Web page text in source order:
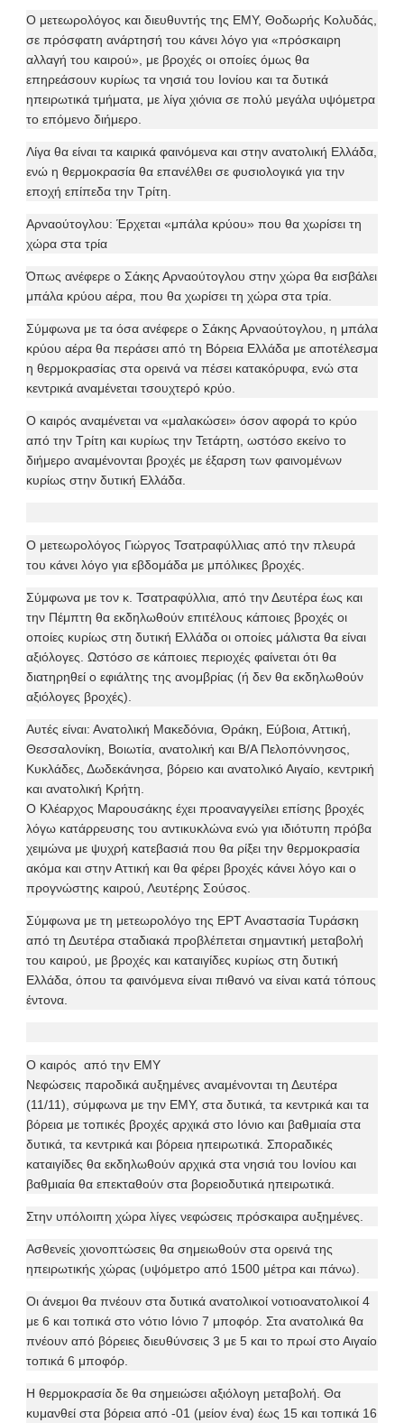
Ο μετεωρολόγος και διευθυντής της ΕΜΥ, Θοδωρής Κολυδάς,
σε πρόσφατη ανάρτησή του κάνει λόγο για «πρόσκαιρη
αλλαγή του καιρού», με βροχές οι οποίες όμως θα
επηρεάσουν κυρίως τα νησιά του Ιονίου και τα δυτικά
ηπειρωτικά τμήματα, με λίγα χιόνια σε πολύ μεγάλα υψόμετρα
το επόμενο διήμερο.
Λίγα θα είναι τα καιρικά φαινόμενα και στην ανατολική Ελλάδα,
ενώ η θερμοκρασία θα επανέλθει σε φυσιολογικά για την
εποχή επίπεδα την Τρίτη.
Αρναούτογλου: Έρχεται «μπάλα κρύου» που θα χωρίσει τη
χώρα στα τρία
Όπως ανέφερε ο Σάκης Αρναούτογλου στην χώρα θα εισβάλει
μπάλα κρύου αέρα, που θα χωρίσει τη χώρα στα τρία.
Σύμφωνα με τα όσα ανέφερε ο Σάκης Αρναούτογλου, η μπάλα
κρύου αέρα θα περάσει από τη Βόρεια Ελλάδα με αποτέλεσμα
η θερμοκρασίας στα ορεινά να πέσει κατακόρυφα, ενώ στα
κεντρικά αναμένεται τσουχτερό κρύο.
Ο καιρός αναμένεται να «μαλακώσει» όσον αφορά το κρύο
από την Τρίτη και κυρίως την Τετάρτη, ωστόσο εκείνο το
διήμερο αναμένονται βροχές με έξαρση των φαινομένων
κυρίως στην δυτική Ελλάδα.
Ο μετεωρολόγος Γιώργος Τσατραφύλλιας από την πλευρά
του κάνει λόγο για εβδομάδα με μπόλικες βροχές.
Σύμφωνα με τον κ. Τσατραφύλλια, από την Δευτέρα έως και
την Πέμπτη θα εκδηλωθούν επιτέλους κάποιες βροχές οι
οποίες κυρίως στη δυτική Ελλάδα οι οποίες μάλιστα θα είναι
αξιόλογες. Ωστόσο σε κάποιες περιοχές φαίνεται ότι θα
διατηρηθεί ο εφιάλτης της ανομβρίας (ή δεν θα εκδηλωθούν
αξιόλογες βροχές).
Αυτές είναι: Ανατολική Μακεδόνια, Θράκη, Εύβοια, Αττική,
Θεσσαλονίκη, Βοιωτία, ανατολική και Β/Α Πελοπόννησος,
Κυκλάδες, Δωδεκάνησα, βόρειο και ανατολικό Αιγαίο, κεντρική
και ανατολική Κρήτη.
Ο Κλέαρχος Μαρουσάκης έχει προαναγγείλει επίσης βροχές
λόγω κατάρρευσης του αντικυκλώνα ενώ για ιδιότυπη πρόβα
χειμώνα με ψυχρή κατεβασιά που θα ρίξει την θερμοκρασία
ακόμα και στην Αττική και θα φέρει βροχές κάνει λόγο και ο
προγνώστης καιρού, Λευτέρης Σούσος.
Σύμφωνα με τη μετεωρολόγο της ΕΡΤ Αναστασία Τυράσκη
από τη Δευτέρα σταδιακά προβλέπεται σημαντική μεταβολή
του καιρού, με βροχές και καταιγίδες κυρίως στη δυτική
Ελλάδα, όπου τα φαινόμενα είναι πιθανό να είναι κατά τόπους
έντονα.
Ο καιρός από την ΕΜΥ
Νεφώσεις παροδικά αυξημένες αναμένονται τη Δευτέρα
(11/11), σύμφωνα με την ΕΜΥ, στα δυτικά, τα κεντρικά και τα
βόρεια με τοπικές βροχές αρχικά στο Ιόνιο και βαθμιαία στα
δυτικά, τα κεντρικά και βόρεια ηπειρωτικά. Σποραδικές
καταιγίδες θα εκδηλωθούν αρχικά στα νησιά του Ιονίου και
βαθμιαία θα επεκταθούν στα βορειοδυτικά ηπειρωτικά.
Στην υπόλοιπη χώρα λίγες νεφώσεις πρόσκαιρα αυξημένες.
Ασθενείς χιονοπτώσεις θα σημειωθούν στα ορεινά της
ηπειρωτικής χώρας (υψόμετρο από 1500 μέτρα και πάνω).
Οι άνεμοι θα πνέουν στα δυτικά ανατολικοί νοτιοανατολικοί 4
με 6 και τοπικά στο νότιο Ιόνιο 7 μποφόρ. Στα ανατολικά θα
πνέουν από βόρειες διευθύνσεις 3 με 5 και το πρωί στο Αιγαίο
τοπικά 6 μποφόρ.
Η θερμοκρασία δε θα σημειώσει αξιόλογη μεταβολή. Θα
κυμανθεί στα βόρεια από -01 (μείον ένα) έως 15 και τοπικά 16